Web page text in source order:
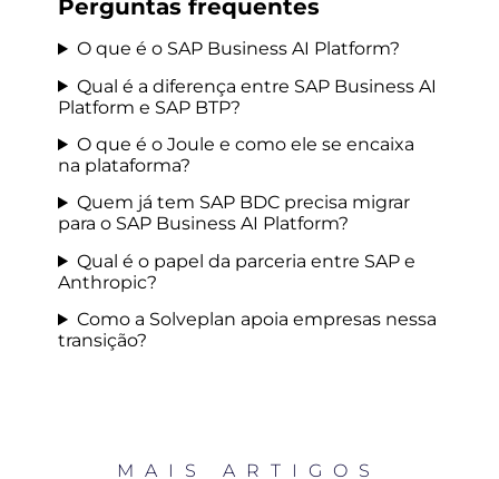
Perguntas frequentes
O que é o SAP Business AI Platform?
Qual é a diferença entre SAP Business AI
Platform e SAP BTP?
O que é o Joule e como ele se encaixa
na plataforma?
Quem já tem SAP BDC precisa migrar
para o SAP Business AI Platform?
Qual é o papel da parceria entre SAP e
Anthropic?
Como a Solveplan apoia empresas nessa
transição?
MAIS ARTIGOS